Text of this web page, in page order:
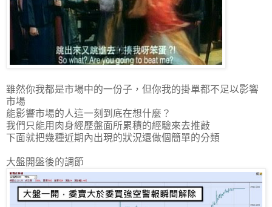
雖然你我都是市場中的一份子，但你我的掛單都不足以影響
市場
能影響市場的人這一刻到底在想什麼？
我們只能用肉身經歷盤面所累積的經驗來去推敲
下面就把幾種近期內出現的狀況還做個簡單的分類
大盤開盤後的調節